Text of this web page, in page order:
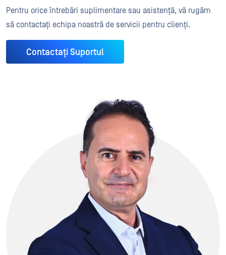
Pentru orice întrebări suplimentare sau asistență, vă rugăm
să contactați echipa noastră de servicii pentru clienți.
Contactați Suportul